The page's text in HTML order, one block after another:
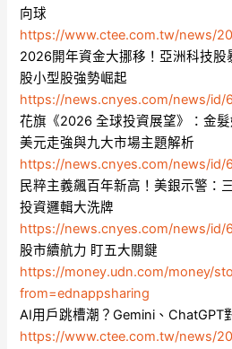
向球
https://www.ctee.com.tw/news/
2026開年資金大挪移！亞洲科技股
股小型股強勢崛起
https://news.cnyes.com/news/id/
花旗《2026 全球投資展望》：金
美元走強與九大市場主題解析
https://news.cnyes.com/news/id/
民粹主義飆百年新高！美銀示警：
投資邏輯大洗牌
https://news.cnyes.com/news/id/
股市續航力 盯五大關鍵
https://money.udn.com/money/
from=ednappsharing
AI用戶跳槽潮？Gemini、ChatGPT
https://www.ctee.com.tw/news/